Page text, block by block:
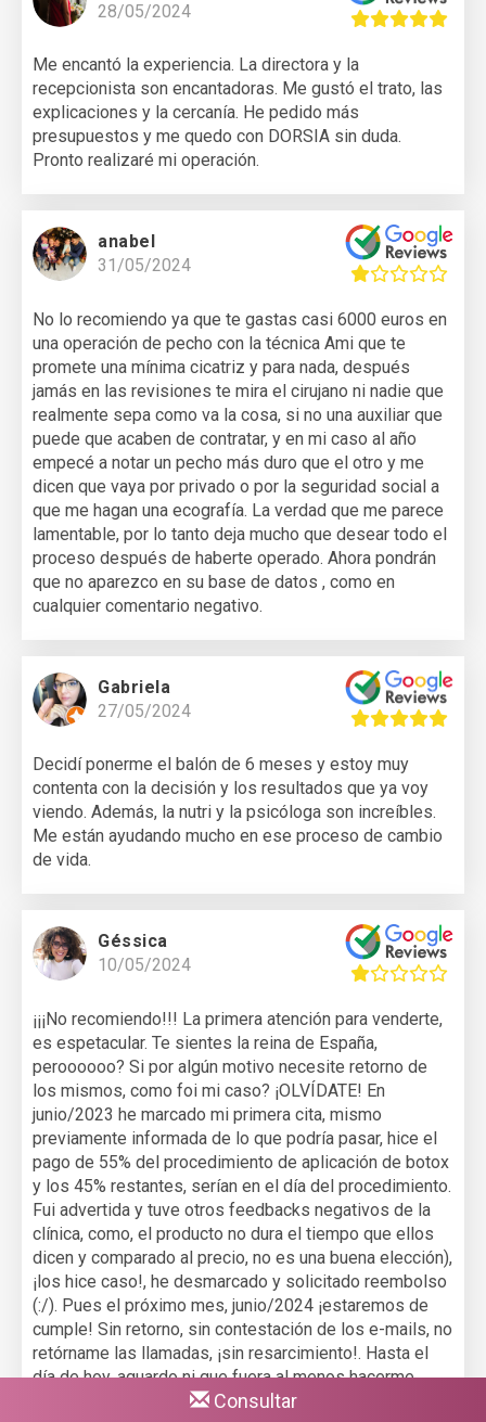
28/05/2024
Me encantó la experiencia. La directora y la
recepcionista son encantadoras. Me gustó el trato, las
explicaciones y la cercanía. He pedido más
presupuestos y me quedo con DORSIA sin duda.
Pronto realizaré mi operación.
anabel
31/05/2024
No lo recomiendo ya que te gastas casi 6000 euros en
una operación de pecho con la técnica Ami que te
promete una mínima cicatriz y para nada, después
jamás en las revisiones te mira el cirujano ni nadie que
realmente sepa como va la cosa, si no una auxiliar que
puede que acaben de contratar, y en mi caso al año
empecé a notar un pecho más duro que el otro y me
dicen que vaya por privado o por la seguridad social a
que me hagan una ecografía. La verdad que me parece
lamentable, por lo tanto deja mucho que desear todo el
proceso después de haberte operado. Ahora pondrán
que no aparezco en su base de datos , como en
cualquier comentario negativo.
Gabriela
27/05/2024
Decidí ponerme el balón de 6 meses y estoy muy
contenta con la decisión y los resultados que ya voy
viendo. Además, la nutri y la psicóloga son increíbles.
Me están ayudando mucho en ese proceso de cambio
de vida.
Géssica
10/05/2024
¡¡¡No recomiendo!!! La primera atención para venderte,
es espetacular. Te sientes la reina de España,
peroooooo? Si por algún motivo necesite retorno de
los mismos, como foi mi caso? ¡OLVÍDATE! En
junio/2023 he marcado mi primera cita, mismo
previamente informada de lo que podría pasar, hice el
pago de 55% del procedimiento de aplicación de botox
y los 45% restantes, serían en el día del procedimiento.
Fui advertida y tuve otros feedbacks negativos de la
clínica, como, el producto no dura el tiempo que ellos
dicen y comparado al precio, no es una buena elección),
¡los hice caso!, he desmarcado y solicitado reembolso
(:/). Pues el próximo mes, junio/2024 ¡estaremos de
cumple! Sin retorno, sin contestación de los e-mails, no
retórname las llamadas, ¡sin resarcimiento!. Hasta el
día de hoy, aguardo ni que fuera al menos hacerme
caso o un correo? !NADA!. Esta advertencia no es pelo
Consultar